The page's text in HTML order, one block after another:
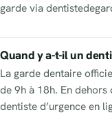
garde via
Quand y a-t-il un
La garde dentaire
de 9h à 18h. En
dentiste d’urgence en